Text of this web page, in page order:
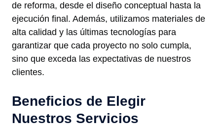
de reforma, desde el diseño conceptual hasta la
ejecución final. Además, utilizamos materiales de
alta calidad y las últimas tecnologías para
garantizar que cada proyecto no solo cumpla,
sino que exceda las expectativas de nuestros
clientes.
Beneficios de Elegir
Nuestros Servicios